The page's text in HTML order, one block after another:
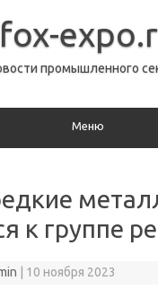
fox-
промышленного
Меню
к группе
10 ноября 2023